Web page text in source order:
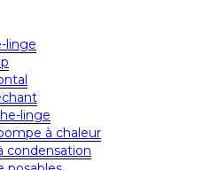
linge
linge
à chaleur
condensation